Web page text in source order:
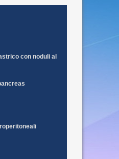
con noduli al